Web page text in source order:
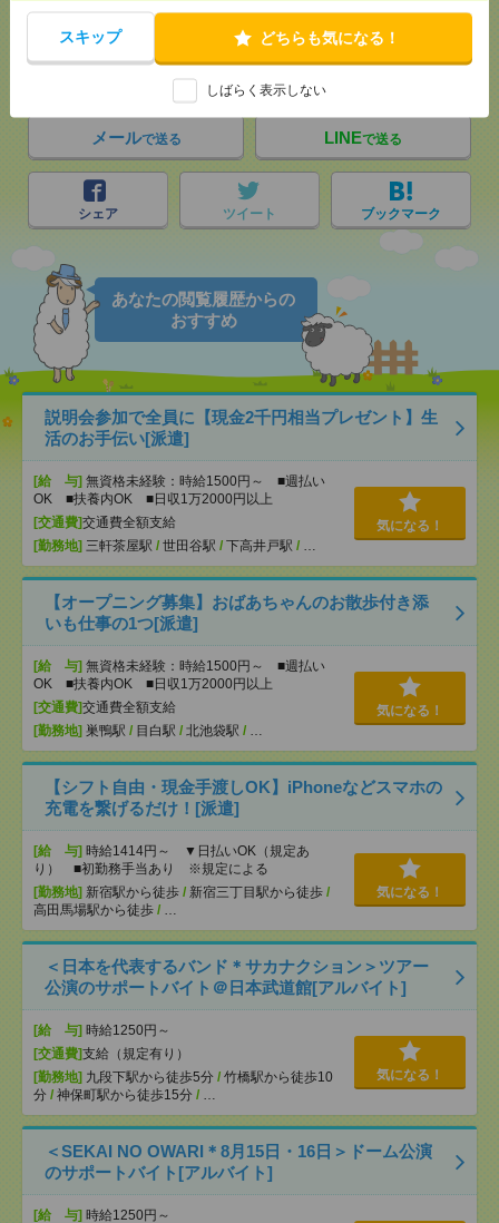
スキップ どちらも気になる！
しばらく表示しない
気になる！
メールで送る LINEで送る
シェア ツイート ブックマーク
あなたの閲覧履歴からの
おすすめ
説明会参加で全員に【現金2千円相当プレゼント】生
活のお手伝い[派遣]
[給 与] 無資格未経験：時給1500円～ ■週払い
OK ■扶養内OK ■日収1万2000円以上
[交通費]交通費全額支給
[勤務地] 三軒茶屋駅 / 世田谷駅 / 下高井戸駅 / …
気になる！
【オープニング募集】おばあちゃんのお散歩付き添
いも仕事の1つ[派遣]
[給 与] 無資格未経験：時給1500円～ ■週払い
OK ■扶養内OK ■日収1万2000円以上
[交通費]交通費全額支給
[勤務地] 巣鴨駅 / 目白駅 / 北池袋駅 / …
気になる！
【シフト自由・現金手渡しOK】iPhoneなどスマホの
充電を繋げるだけ！[派遣]
[給 与] 時給1414円～ ▼日払いOK（規定あ
り） ■初勤務手当あり ※規定による
[勤務地] 新宿駅から徒歩 / 新宿三丁目駅から徒歩 /
高田馬場駅から徒歩 / …
気になる！
＜日本を代表するバンド＊サカナクション＞ツアー
公演のサポートバイト＠日本武道館[アルバイト]
[給 与] 時給1250円～
[交通費]支給（規定有り）
[勤務地] 九段下駅から徒歩5分 / 竹橋駅から徒歩10
分 / 神保町駅から徒歩15分 / …
気になる！
＜SEKAI NO OWARI＊8月15日・16日＞ドーム公演
のサポートバイト[アルバイト]
[給 与] 時給1250円～